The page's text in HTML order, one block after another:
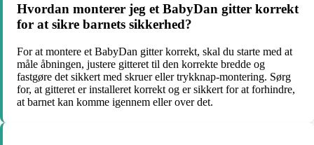
Hvordan monterer jeg et BabyDan gitter korrekt
for at sikre barnets sikkerhed?
For at montere et BabyDan gitter korrekt, skal du starte med at
måle åbningen, justere gitteret til den korrekte bredde og
fastgøre det sikkert med skruer eller trykknap-montering. Sørg
for, at gitteret er installeret korrekt og er sikkert for at forhindre,
at barnet kan komme igennem eller over det.